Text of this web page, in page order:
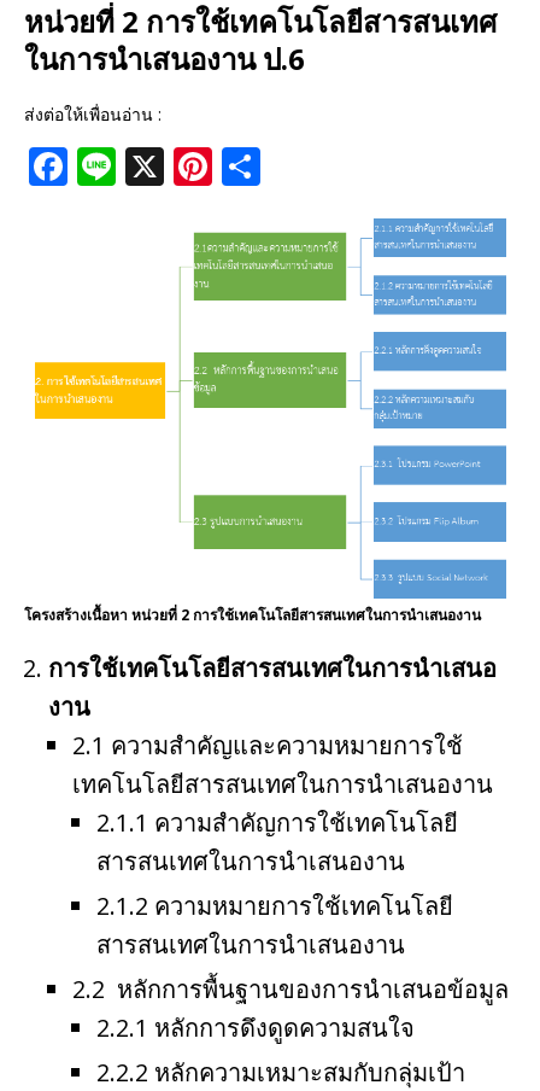
หน่วยที่ 2 การใช้เทคโนโลยีสารสนเทศ
ในการนำเสนองาน ป.6
ส่งต่อให้เพื่อนอ่าน :
F
o
o
k
Li X Pi
te
r
st
ar
e
โครงสร้างเนื้อหา หน่วยที่ 2 การใช้เทคโนโลยีสารสนเทศในการนำเสนองาน
การใช้เทคโนโลยีสารสนเทศในการนำเสนอ
งาน
2.1 ความสำคัญและความหมายการใช้
เทคโนโลยีสารสนเทศในการนำเสนองาน
2.1.1 ความสำคัญการใช้เทคโนโลยี
สารสนเทศในการนำเสนองาน
2.1.2 ความหมายการใช้เทคโนโลยี
สารสนเทศในการนำเสนองาน
2.2 หลักการพื้นฐานของการนำเสนอข้อมูล
2.2.1 หลักการดึงดูดความสนใจ
2.2.2 หลักความเหมาะสมกับกลุ่มเป้า